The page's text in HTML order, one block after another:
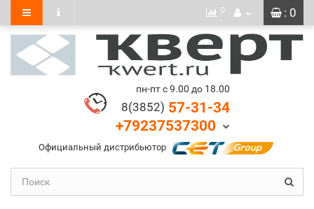
: 0
0
пн-пт с 9.00 до 18.00
8(3852) 57-31-34
+79237537300
Официальный дистрибьютор